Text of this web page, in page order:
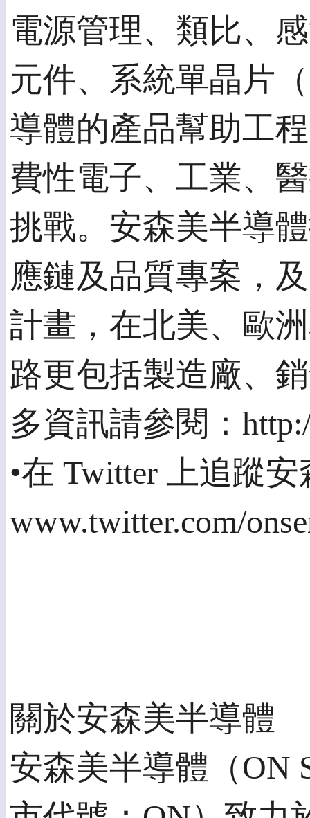
電源管理、類比、
元件、系統單晶片
導體的產品幫助工
費性電子、工業、
挑戰。安森美半導
應鏈及品質專案，
計畫，在北美、歐
路更包括製造廠、
多資訊請參閱：
•在 Twitter 上追蹤
www.twitter.com/
關於安森美半導體
安森美半導體（ON